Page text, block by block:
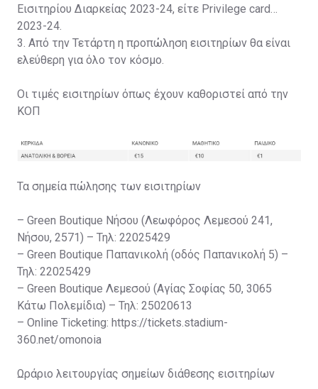
Εισιτηρίου Διαρκείας 2023-24, είτε Privilege card
2023-24.
3. Από την Τετάρτη η προπώληση εισιτηρίων θα είναι
ελεύθερη για όλο τον κόσμο.
Οι τιμές εισιτηρίων όπως έχουν καθοριστεί από την
ΚΟΠ
Τα σημεία πώλησης των εισιτηρίων
– Green Boutique Νήσου (Λεωφόρος Λεμεσού 241,
Νήσου, 2571) – Τηλ: 22025429
– Green Boutique Παπανικολή (οδός Παπανικολή 5) –
Τηλ: 22025429
– Green Boutique Λεμεσού (Αγίας Σοφίας 50, 3065
Κάτω Πολεμίδια) – Τηλ: 25020613
– Online Ticketing: https://tickets.stadium-
360.net/omonoia
Ωράριο λειτουργίας σημείων διάθεσης εισιτηρίων